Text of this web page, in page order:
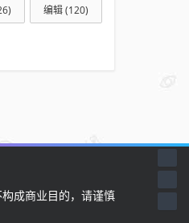
编辑(120)
成商业目的，请谨慎